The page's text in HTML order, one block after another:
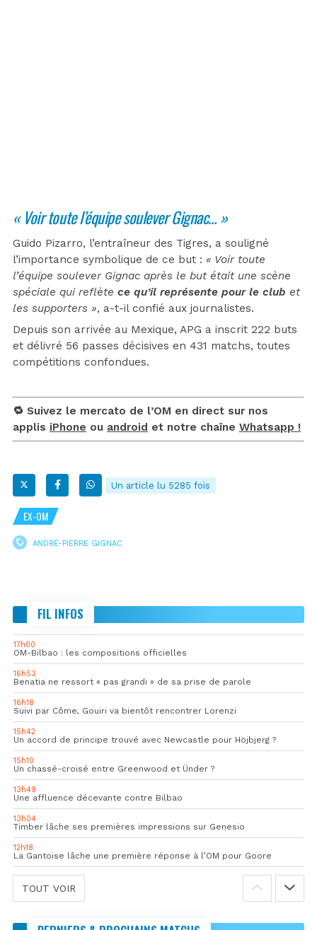
« Voir toute l’équipe soulever Gignac… »
Guido Pizarro, l’entraîneur des Tigres, a souligné
l’importance symbolique de ce but : « Voir toute
l’équipe soulever Gignac après le but était une scène
spéciale qui reflète ce qu’il représente pour le club et
les supporters », a-t-il confié aux journalistes.
Depuis son arrivée au Mexique, APG a inscrit 222 buts
et délivré 56 passes décisives en 431 matchs, toutes
compétitions confondues.
🔁 Suivez le mercato de l’OM en direct sur nos
applis iPhone ou android et notre chaîne Whatsapp !
Un article lu 5285 fois
EX-OM
ANDRÉ-PIERRE GIGNAC
FIL INFOS
17h00
OM-Bilbao : les compositions officielles
16h53
Benatia ne ressort « pas grandi » de sa prise de parole
16h18
Suivi par Côme, Gouiri va bientôt rencontrer Lorenzi
15h42
Un accord de principe trouvé avec Newcastle pour Höjbjerg ?
15h10
Un chassé-croisé entre Greenwood et Ünder ?
13h49
Une affluence décevante contre Bilbao
13h04
Timber lâche ses premières impressions sur Genesio
12h18
La Gantoise lâche une première réponse à l’OM pour Goore
TOUT VOIR